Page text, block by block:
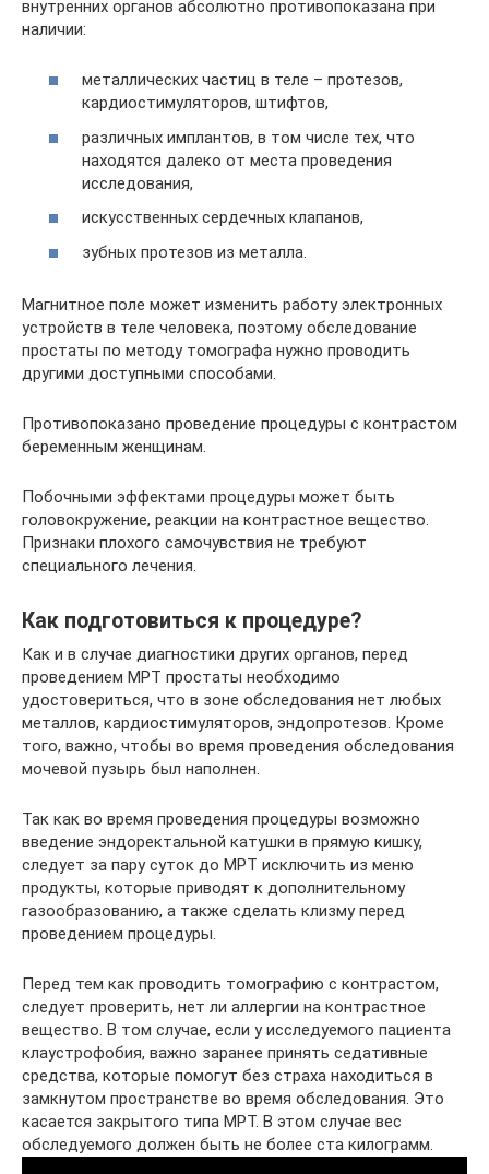
внутренних органов абсолютно противопоказана при
наличии:
металлических частиц в теле – протезов,
кардиостимуляторов, штифтов,
различных имплантов, в том числе тех, что
находятся далеко от места проведения
исследования,
искусственных сердечных клапанов,
зубных протезов из металла.
Магнитное поле может изменить работу электронных
устройств в теле человека, поэтому обследование
простаты по методу томографа нужно проводить
другими доступными способами.
Противопоказано проведение процедуры с контрастом
беременным женщинам.
Побочными эффектами процедуры может быть
головокружение, реакции на контрастное вещество.
Признаки плохого самочувствия не требуют
специального лечения.
Как подготовиться к процедуре?
Как и в случае диагностики других органов, перед
проведением МРТ простаты необходимо
удостовериться, что в зоне обследования нет любых
металлов, кардиостимуляторов, эндопротезов. Кроме
того, важно, чтобы во время проведения обследования
мочевой пузырь был наполнен.
Так как во время проведения процедуры возможно
введение эндоректальной катушки в прямую кишку,
следует за пару суток до МРТ исключить из меню
продукты, которые приводят к дополнительному
газообразованию, а также сделать клизму перед
проведением процедуры.
Перед тем как проводить томографию с контрастом,
следует проверить, нет ли аллергии на контрастное
вещество. В том случае, если у исследуемого пациента
клаустрофобия, важно заранее принять седативные
средства, которые помогут без страха находиться в
замкнутом пространстве во время обследования. Это
касается закрытого типа МРТ. В этом случае вес
обследуемого должен быть не более ста килограмм.